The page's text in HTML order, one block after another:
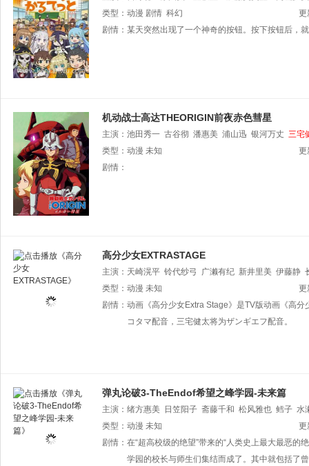
新井里美
子安武人
类型： 动漫 剧情 科幻
更
剧情： 某天突然出现了一个神奇的按钮。按下按钮后
机动战士高达THEORIGIN前夜赤色彗星
主演： 池田秀一 古谷彻 潘惠美 浦山迅 银河万丈 三宅
见沙织
大塚明夫 山
类型： 动漫 未知
更
剧情：
高分少女EXTRASTAGE
主演： 天崎滉平 铃代纱弓 广濑有纪 新井里美 伊藤静
类型： 动漫 未知
更
剧情： 动画《高分少女Extra Stage》是TV版动画《高
コタマ配音，三宅健太将为ザンギエフ配音。
弹丸论破3-TheEndof希望之峰学园-未来篇
主演： 绪方惠美 日笠阳子 斋藤千和 松风雅也 鳕子 水
田秀胜
类型： 动漫 未知
更
剧情： 在“超高校级的绝望”带来的“人类史上最大最恶的
学园的校长与师生们集结而成了。其中就包括了